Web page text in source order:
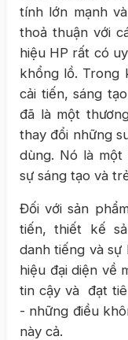
tính lớn mạnh
thoả thuận với
hiệu HP rất có
khổng lồ. Trong
cải tiến, sáng
đã là một
thay đổi những
dùng. Nó là
sự sáng tạo và
Đối với sản
tiến, thiết kế
danh tiếng và sự
hiệu đại diện về
tin cậy và đạt
- những điều
này cả.